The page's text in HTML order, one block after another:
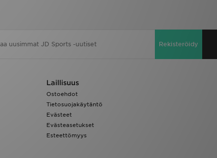
Rekisteröidy
Laillisuus
Ostoehdot
Tietosuojakäytäntö
Evästeet
Evästeasetukset
Esteettömyys